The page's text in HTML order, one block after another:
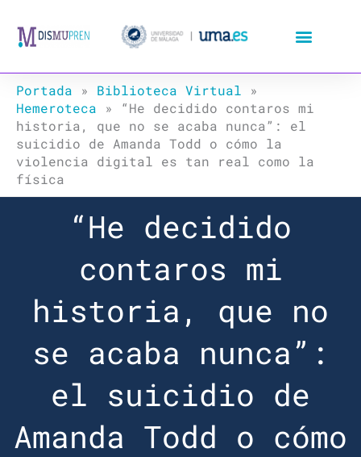
Portada » Biblioteca Virtual »
Hemeroteca » “He decidido contaros mi
historia, que no se acaba nunca”: el
suicidio de Amanda Todd o cómo la
violencia digital es tan real como la
física
“He decidido
contaros mi
historia, que no
se acaba nunca”:
el suicidio de
Amanda Todd o cómo